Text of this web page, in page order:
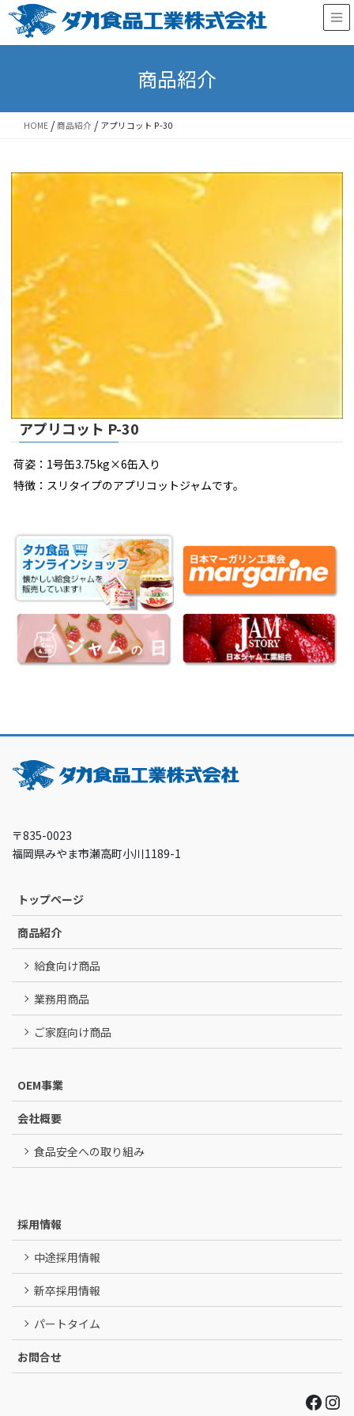
Skip
Skip
商品紹介
HOME /商品紹介 / アプリコット P-30
アプリコット P-30
荷姿：1号缶3.75kg×6缶入り
特徴：スリタイプのアプリコットジャムです。
〒835-0023
福岡県みやま市瀬高町小川1189-1
トップページ
商品紹介
給食向け商品
業務用商品
ご家庭向け商品
OEM事業
会社概要
食品安全への取り組み
採用情報
中途採用情報
新卒採用情報
パートタイム
お問合せ